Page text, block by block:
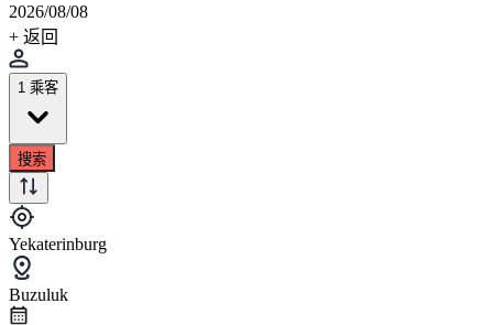
2026/08/08
+ 返回
1 乘客
搜索
Yekaterinburg
Buzuluk